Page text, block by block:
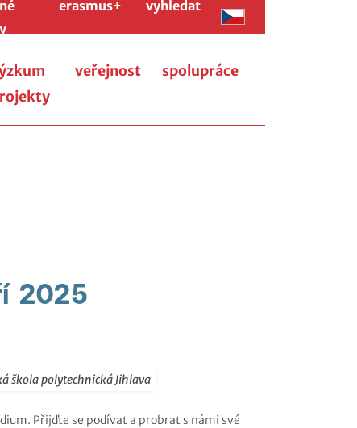
erasmus+ vyhledat
veřejnost spolupráce
2025
škola polytechnická Jihlava
Přijďte se podívat a probrat s námi své